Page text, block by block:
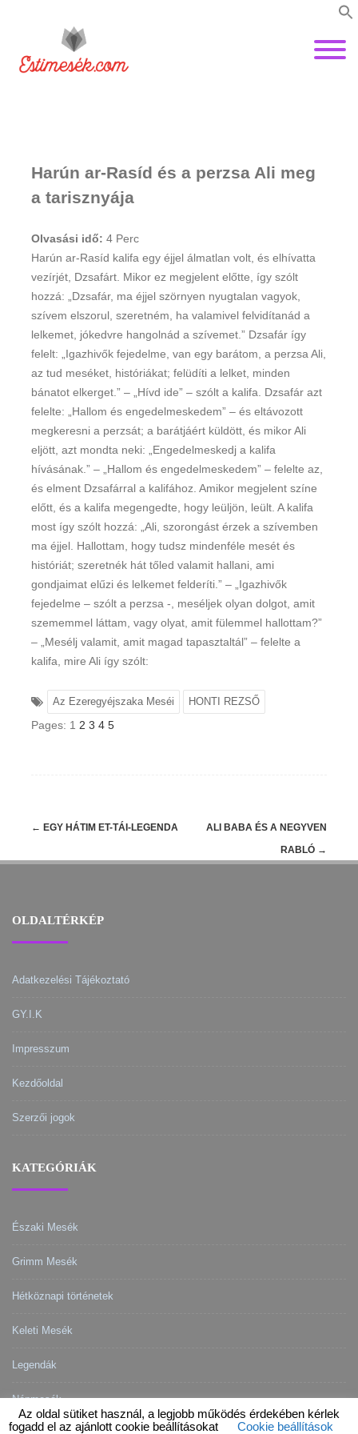
Harún ar-Rasíd és a perzsa Ali meg
a tarisznyája
Olvasási idő: 4 Perc
Harún ar-Rasíd kalifa egy éjjel álmatlan volt, és elhívatta
vezírjét, Dzsafárt. Mikor ez megje­lent előtte, így szólt
hozzá: „Dzsafár, ma éjjel szörnyen nyugtalan vagyok,
szívem elszorul, szeretném, ha valamivel felvidítanád a
lelkemet, jókedvre hangolnád a szívemet.” Dzsafár így
felelt: „Igazhivők fejedelme, van egy barátom, a perzsa Ali,
az tud meséket, histó­riá­kat; felüdíti a lelket, minden
bánatot elkerget.” – „Hívd ide” – szólt a kalifa. Dzsafár azt
felelte: „Hallom és engedelmeskedem” – és eltávozott
megkeresni a perzsát; a barátjáért kül­dött, és mikor Ali
eljött, azt mondta neki: „Engedelmeskedj a kalifa
hívásának.” – „Hallom és enge­delmeskedem” – felelte az,
és elment Dzsafárral a kalifához. Amikor megjelent színe
előtt, és a kalifa megengedte, hogy leüljön, leült. A kalifa
most így szólt hozzá: „Ali, szoron­gást érzek a szívemben
ma éjjel. Hallottam, hogy tudsz mindenféle mesét és
históriát; sze­ret­nék hát tőled valamit hallani, ami
gondjaimat elűzi és lelkemet felderíti.” – „Igazhivők
fejedelme – szólt a perzsa -, meséljek olyan dolgot, amit
szememmel láttam, vagy olyat, amit fülemmel hallottam?”
– „Mesélj valamit, amit magad tapasztaltál” – felelte a
kalifa, mire Ali így szólt:
Az Ezeregyéjszaka Meséi HONTI REZSŐ
Pages: 1 2 3 4 5
Post
← EGY HÁTIM ET-TÁI-LEGENDA
ALI BABA ÉS A NEGYVEN
RABLÓ →
OLDALTÉRKÉP
Adatkezelési Tájékoztató
GY.I.K
Impresszum
Kezdőoldal
Szerzői jogok
KATEGÓRIÁK
Északi Mesék
Grimm Mesék
Hétköznapi történetek
Keleti Mesék
Legendák
Népmesék
Az oldal sütiket használ, a legjobb működés érdekében kérlek
fogadd el az ajánlott cookie beállításokat
Cookie beállítások